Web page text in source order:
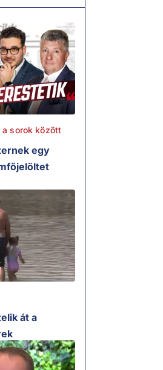
sorok között
egy
át a